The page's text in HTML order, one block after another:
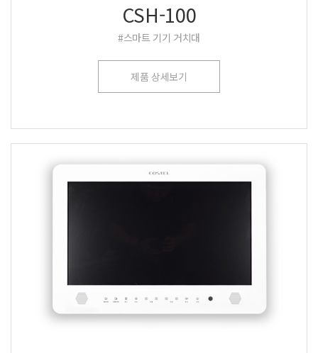
CSH-100
#스마트 기기 거치대
제품 상세보기